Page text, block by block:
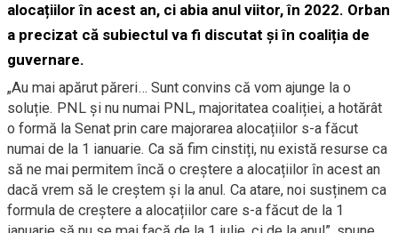
alocațiilor în acest an, ci abia anul viitor, în 2022. Orban
a precizat că subiectul va fi discutat și în coaliția de
guvernare.
„Au mai apărut păreri… Sunt convins că vom ajunge la o
soluție. PNL și nu numai PNL, majoritatea coaliției, a hotărât
o formă la Senat prin care majorarea alocațiilor s-a făcut
numai de la 1 ianuarie. Ca să fim cinstiți, nu există resurse ca
să ne mai permitem încă o creștere a alocațiilor în acest an
dacă vrem să le creștem și la anul. Ca atare, noi susținem ca
formula de creștere a alocațiilor care s-a făcut de la 1